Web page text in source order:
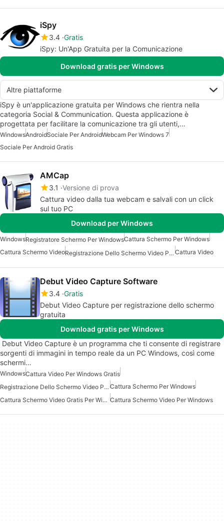
iSpy
3.4 Gratis
iSpy: Un'App Gratuita per la Comunicazione
Download gratis per Windows
Altre piattaforme
iSpy è un'applicazione gratuita per Windows che rientra nella
categoria Social & Communication. Questa applicazione è
progettata per facilitare la comunicazione tra gli utenti,…
WindowsAndroidSociale Per AndroidWebcam Per Windows 7
Sociale Per Android Gratis
AMCap
3.1 Versione di prova
Cattura video dalla tua webcam e salvali con un click
sul tuo PC
Download per Windows
WindowsRegistratore Schermo Per WindowsCattura Schermo Per Windows
Cattura Schermo Video
Registrazione Dello Schermo Video Per Windows Cattura Video
Debut Video Capture Software
3.4 Gratis
Debut Video Capture per registrazione dello schermo
gratuita
Download gratis per Windows
Debut Video Capture è un programma che ti consente di registrare
sorgenti di immagini in tempo reale da un PC Windows, così come
schermi…
WindowsCattura Video Per Windows Gratis
Registrazione Dello Schermo Video Per Windows Cattura Schermo Per Windows
Cattura Schermo Video Gratis Per Windows Cattura Schermo Video Per Windows